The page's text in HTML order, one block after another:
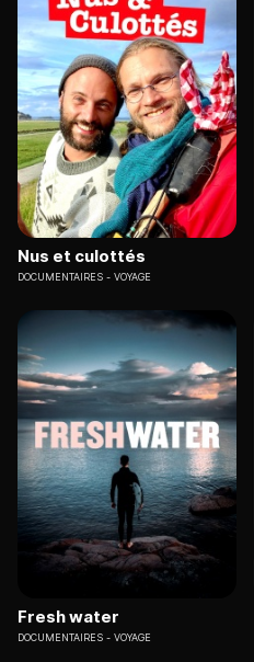
Nus et culottés
DOCUMENTAIRES VOYAGE
Fresh water
DOCUMENTAIRES VOYAGE